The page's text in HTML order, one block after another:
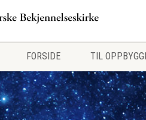
FORSIDE TIL